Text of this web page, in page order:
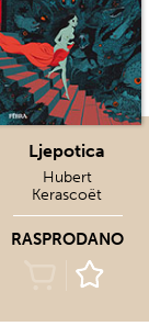
Ljepotica
Hubert
Kerascoët
RASPRODANO